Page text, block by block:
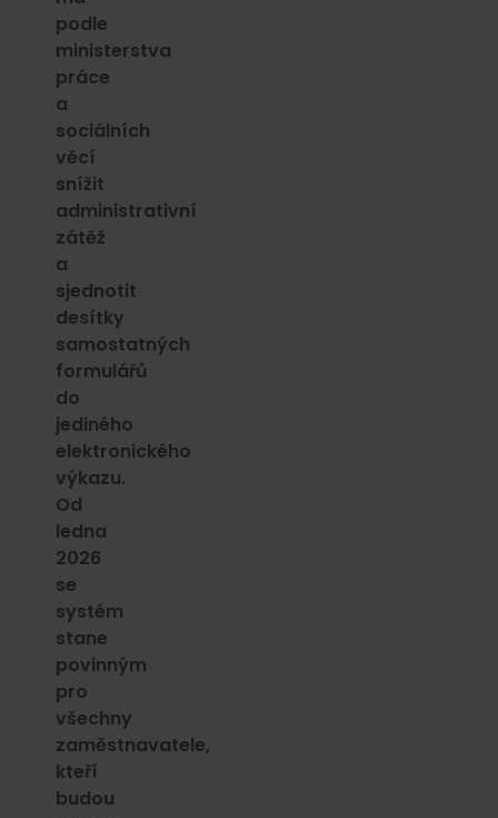
podle
ministerstva
práce
a
sociálních
věcí
snížit
administrativní
zátěž
a
sjednotit
desítky
samostatných
formulářů
do
jediného
elektronického
výkazu.
Od
ledna
2026
se
systém
stane
povinným
pro
všechny
zaměstnavatele,
kteří
budou